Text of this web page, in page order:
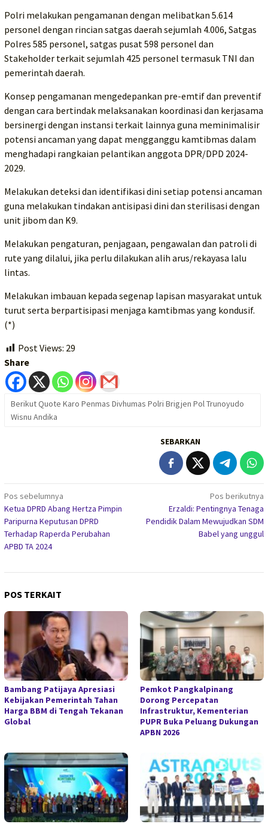
Polri melakukan pengamanan dengan melibatkan 5.614
personel dengan rincian satgas daerah sejumlah 4.006, Satgas
Polres 585 personel, satgas pusat 598 personel dan
Stakeholder terkait sejumlah 425 personel termasuk TNI dan
pemerintah daerah.
Konsep pengamanan mengedepankan pre-emtif dan preventif
dengan cara bertindak melaksanakan koordinasi dan kerjasama
bersinergi dengan instansi terkait lainnya guna meminimalisir
potensi ancaman yang dapat mengganggu kamtibmas dalam
menghadapi rangkaian pelantikan anggota DPR/DPD 2024-
2029.
Melakukan deteksi dan identifikasi dini setiap potensi ancaman
guna melakukan tindakan antisipasi dini dan sterilisasi dengan
unit jibom dan K9.
Melakukan pengaturan, penjagaan, pengawalan dan patroli di
rute yang dilalui, jika perlu dilakukan alih arus/rekayasa lalu
lintas.
Melakukan imbauan kepada segenap lapisan masyarakat untuk
turut serta berpartisipasi menjaga kamtibmas yang kondusif.
(*)
Post Views: 29
Share
Berikut Quote Karo Penmas Divhumas Polri Brigjen Pol Trunoyudo
Wisnu Andika
SEBARKAN
Navigasi
pos
Pos sebelumnya
Ketua DPRD Abang Hertza Pimpin
Paripurna Keputusan DPRD
Terhadap Raperda Perubahan
APBD TA 2024
Pos berikutnya
Erzaldi: Pentingnya Tenaga
Pendidik Dalam Mewujudkan SDM
Babel yang unggul
POS TERKAIT
Bambang Patijaya Apresiasi
Kebijakan Pemerintah Tahan
Harga BBM di Tengah Tekanan
Global
Pemkot Pangkalpinang
Dorong Percepatan
Infrastruktur, Kementerian
PUPR Buka Peluang Dukungan
APBN 2026